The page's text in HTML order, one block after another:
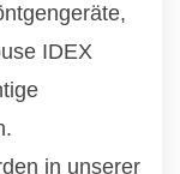
IDEX
in unserer